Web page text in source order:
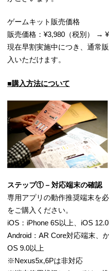
ゲームキット販売価格
販売価格：¥3,980（税別） →
現在早割実施中につき、通常
入いただけます。
■購入方法について
ステップ① – 対応端末の確認
専用アプリの動作推奨端末を
をご購入ください。
iOS：iPhone 6S以上、iOS
Android：AR Core対応端末、
OS 9.0以上
※Nexus5x,6Pは非対応